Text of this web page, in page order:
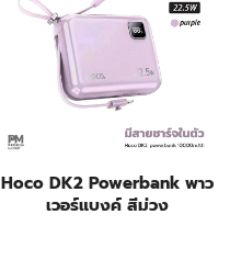
Hoco DK2 Powerbank พาว
เวอร์แบงค์ สีม่วง